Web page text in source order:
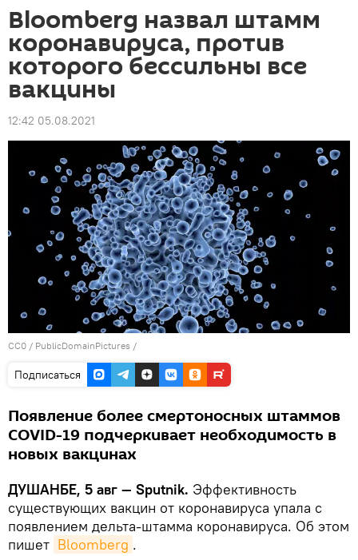
Bloomberg назвал штамм
коронавируса, против
которого бессильны все
вакцины
12:42 05.08.2021
CC0 / PublicDomainPictures /
Подписаться
Появление более смертоносных штаммов
COVID-19 подчеркивает необходимость в
новых вакцинах
ДУШАНБЕ, 5 авг — Sputnik. Эффективность
существующих вакцин от коронавируса упала с
появлением дельта-штамма коронавируса. Об этом
пишет Bloomberg .